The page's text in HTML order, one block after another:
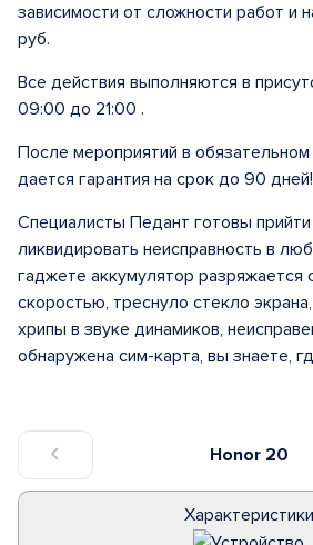
Honor 20
Характеристики
зависимости от сложности работ и
руб.
Все действия выполняются в
09:00 до 21:00 .
После мероприятий в
дается гарантия на срок до 90 дней!
Специалисты Педант готовы
ликвидировать неисправность в
гаджете аккумулятор разряжается
скоростью, треснуло стекло
хрипы в звуке динамиков,
обнаружена сим-карта, вы знаете,